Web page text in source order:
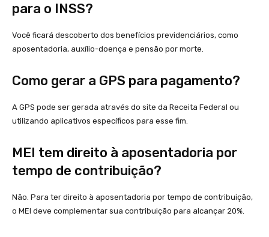
para o INSS?
Você ficará descoberto dos benefícios previdenciários, como
aposentadoria, auxílio-doença e pensão por morte.
Como gerar a GPS para pagamento?
A GPS pode ser gerada através do site da Receita Federal ou
utilizando aplicativos específicos para esse fim.
MEI tem direito à aposentadoria por
tempo de contribuição?
Não. Para ter direito à aposentadoria por tempo de contribuição,
o MEI deve complementar sua contribuição para alcançar 20%.